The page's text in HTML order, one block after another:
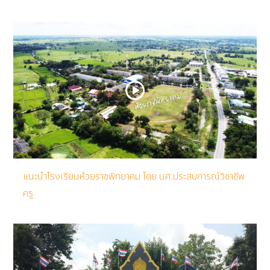
แนะนำโรงเรียนห้วยราชพิทยาคม โดย นศ.ประสบการณ์วิชาชีพ
ครู